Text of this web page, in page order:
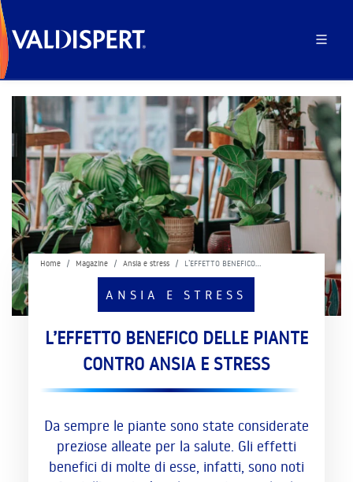
Home Magazine Ansia e stress L’EFFETTO BENEFICO…
ANSIA E STRESS
L’EFFETTO BENEFICO DELLE PIANTE
CONTRO ANSIA E STRESS
Da sempre le piante sono state considerate
preziose alleate per la salute. Gli effetti
benefici di molte di esse, infatti, sono noti